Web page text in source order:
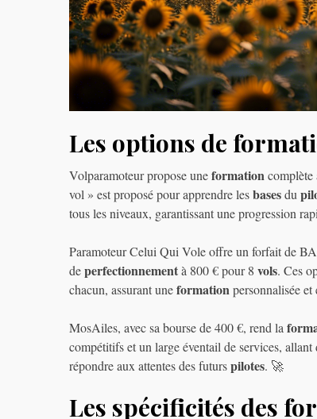
Les options de
Volparamoteur propose uneformationcomplète
vol » est proposé pour apprendre lesbasesdu
tous les niveaux, garantissant une progression
Paramoteur Celui Qui Vole offre un forfait de
deperfectionnementà 800 € pour 8 vols. Ces
chacun, assurant uneformationpersonnalisée
MosAiles, avec sa bourse de 400 €, rend la
compétitifs et un large éventail de services, allant
répondre aux attentes des futurspilotes. 🚀
Les spécificités des